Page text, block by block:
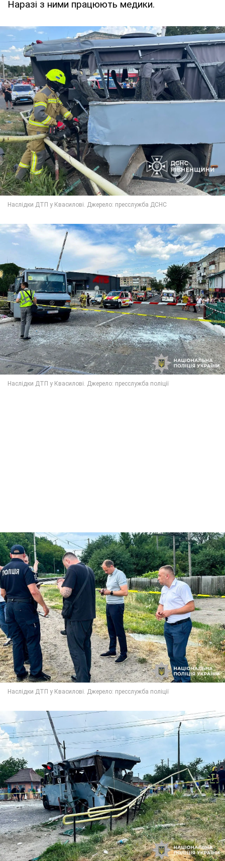
Наразі з ними працюють медики.